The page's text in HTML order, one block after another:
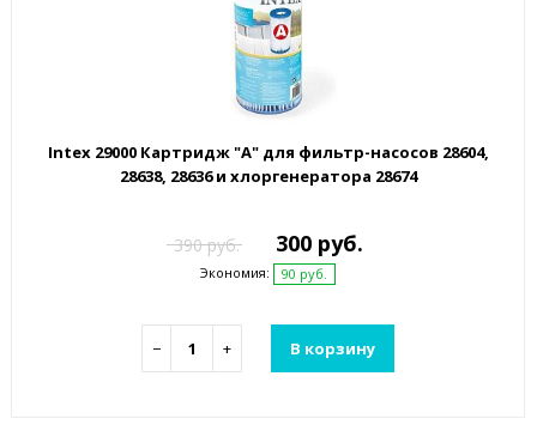
Intex 29000 Картридж "А" для фильтр-насосов 28604,
28638, 28636 и хлоргенератора 28674
390 руб. 300 руб.
Экономия: 90 руб.
− + В корзину